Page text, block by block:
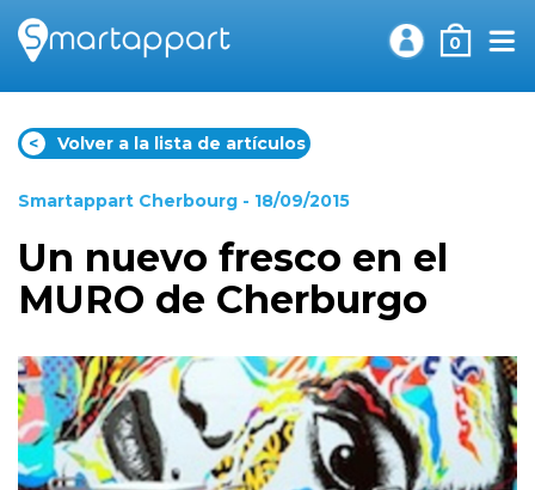
0
< Volver a la lista de artículos
Smartappart Cherbourg - 18/09/2015
Un nuevo fresco en el
MURO de Cherburgo